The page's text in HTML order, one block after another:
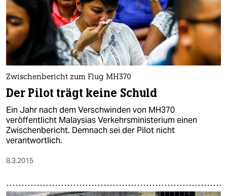
Zwischenbericht zum Flug MH370
Der Pilot trägt keine Schuld
Ein Jahr nach dem Verschwinden von MH370
veröffentlicht Malaysias Verkehrsministerium einen
Zwischenbericht. Demnach sei der Pilot nicht
verantwortlich.
8.3.2015